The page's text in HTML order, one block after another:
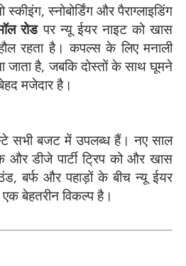
स्नोबोर्डिंग और पैराग्लाइडिंग
रोडपर न्यू ईयर नाइट को खास
रहता है। कपल्स के लिए मनाली
जाता है, जबकि दोस्तों के साथ घूमने
मजेदार है।
सभी बजट में उपलब्ध हैं। नए साल
और डीजे पार्टी ट्रिप को और खास
बर्फ और पहाड़ों के बीच न्यू ईयर
एक बेहतरीन विकल्प है।